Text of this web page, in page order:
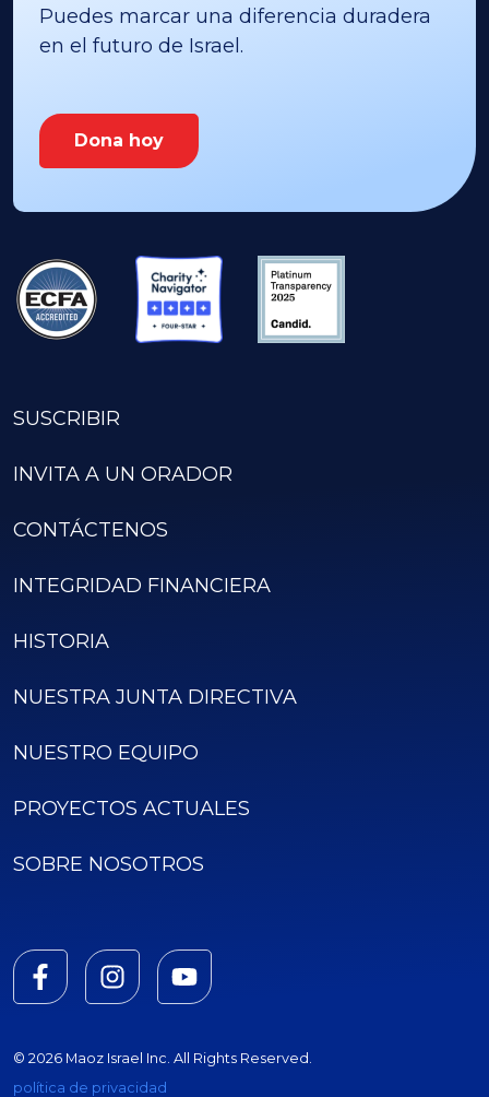
Puedes marcar una diferencia duradera
en el futuro de Israel.
Dona hoy
SUSCRIBIR
INVITA A UN ORADOR
CONTÁCTENOS
INTEGRIDAD FINANCIERA
HISTORIA
NUESTRA JUNTA DIRECTIVA
NUESTRO EQUIPO
PROYECTOS ACTUALES
SOBRE NOSOTROS
© 2026 Maoz Israel Inc. All Rights Reserved.
política de privacidad